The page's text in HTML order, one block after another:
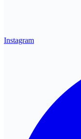
Instagram